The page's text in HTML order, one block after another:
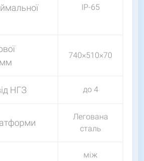
ІР-65
740×510×70
НГЗ до 4
Легована
сталь
між